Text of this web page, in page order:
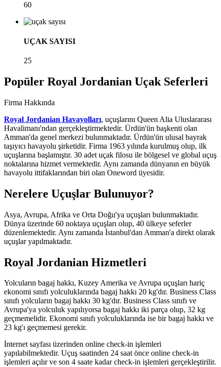
60
UÇAK SAYISI
25
Popüler Royal Jordanian Uçak Seferleri
Firma Hakkında
Royal Jordanian Havayolları, uçuşlarını Queen Alia Uluslararası
Havalimanı'ndan gerçekleştirmektedir. Ürdün'ün başkenti olan
Amman'da genel merkezi bulunmaktadır. Ürdün'ün ulusal bayrak
taşıyıcı havayolu şirketidir. Firma 1963 yılında kurulmuş olup, ilk
uçuşlarına başlamıştır. 30 adet uçak filosu ile bölgesel ve global uçuş
noktalarına hizmet vermektedir. Aynı zamanda dünyanın en büyük
havayolu ittifaklarından biri olan Oneword üyesidir.
Nerelere Uçuşlar Bulunuyor?
Asya, Avrupa, Afrika ve Orta Doğu'ya uçuşları bulunmaktadır.
Dünya üzerinde 60 noktaya uçuşları olup, 40 ülkeye seferler
düzenlemektedir. Aynı zamanda İstanbul'dan Amman'a direkt olarak
uçuşlar yapılmaktadır.
Royal Jordanian Hizmetleri
Yolcuların bagaj hakkı, Kuzey Amerika ve Avrupa uçuşları hariç
ekonomi sınıfı yolculuklarında bagaj hakkı 20 kg'dır. Business Class
sınıfı yolcuların bagaj hakkı 30 kg'dır. Business Class sınıfı ve
Avrupa'ya yolculuk yapılıyorsa bagaj hakkı iki parça olup, 32 kg
geçmemelidir. Ekonomi sınıfı yolculuklarında ise bir bagaj hakkı ve
23 kg'ı geçmemesi gerekir.
İnternet sayfası üzerinden online check-in işlemleri
yapılabilmektedir. Uçuş saatinden 24 saat önce online check-in
işlemleri açılır ve son 4 saate kadar check-in işlemleri gerçekleştirilir.